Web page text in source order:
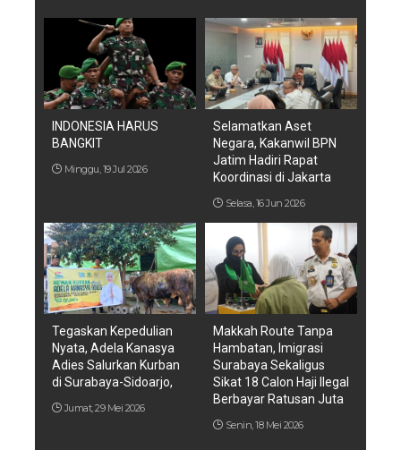
INDONESIA HARUS
BANGKIT
Minggu, 19 Jul 2026
Selamatkan Aset
Negara, Kakanwil BPN
Jatim Hadiri Rapat
Koordinasi di Jakarta
Selasa, 16 Jun 2026
Tegaskan Kepedulian
Nyata, Adela Kanasya
Adies Salurkan Kurban
di Surabaya-Sidoarjo,
Jumat, 29 Mei 2026
Makkah Route Tanpa
Hambatan, Imigrasi
Surabaya Sekaligus
Sikat 18 Calon Haji Ilegal
Berbayar Ratusan Juta
Senin, 18 Mei 2026